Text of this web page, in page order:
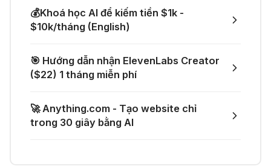
04 Thg 07 2026
Plus miễn phí
03 Thg 07 2026
🎁 Nhận miễn phí DeepSeek V4 Pro
và Claude Opus 4.8 trên Merlin AI
🌟 Augment AI Agent - Trợ thủ đắc
ghi âm thành văn bản
💰Khoá học AI để kiếm tiền $1k -
$10k/tháng (English)
🎯 Hướng dẫn nhận ElevenLabs Creator
($22) 1 tháng miễn phí
🚀 Anything.com - Tạo website chỉ
trong 30 giây bằng AI